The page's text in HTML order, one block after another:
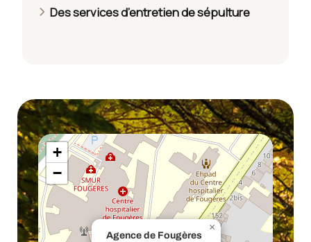
Des services d’entretien de sépulture
Agence de Fougères
×
+
−